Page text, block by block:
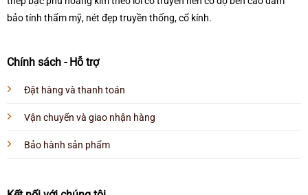
bảo tính thẩm mỹ, nét đẹp truyền thống, cổ kính.
Chính sách - Hỗ trợ
Đặt hàng và thanh toán
Vận chuyển và giao nhận hàng
Bảo hành sản phẩm